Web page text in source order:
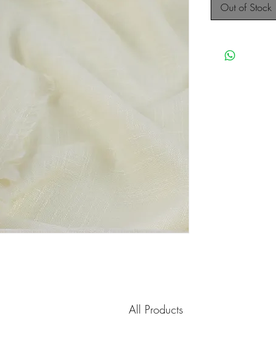
Out of Stock
All Products